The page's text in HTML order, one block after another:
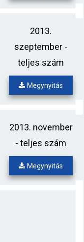
2013.
szeptember -
teljes szám
Megynyitás
2013. november
- teljes szám
Megynyitás